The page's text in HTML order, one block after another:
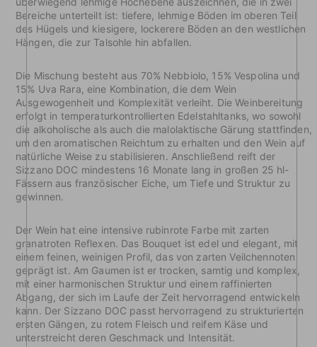
Bereiche unterteilt ist: tiefere, lehmige Böden im oberen Teil
des Hügels und kiesigere, lockerere Böden an den westlichen
Hängen, die zur Talsohle hin abfallen.
Die Mischung besteht aus 70% Nebbiolo, 15% Vespolina und
15% Uva Rara, eine Kombination, die dem Wein
Ausgewogenheit und Komplexität verleiht. Die Weinbereitung
erfolgt in temperaturkontrollierten Edelstahltanks, wo sowohl
die alkoholische als auch die malolaktische Gärung stattfinden,
um den aromatischen Reichtum zu erhalten und den Wein auf
natürliche Weise zu stabilisieren. Anschließend reift der
Sizzano DOC mindestens 16 Monate lang in großen 25 hl-
Fässern aus französischer Eiche, um Tiefe und Struktur zu
gewinnen.
Der Wein hat eine intensive rubinrote Farbe mit zarten
granatroten Reflexen. Das Bouquet ist edel und elegant, mit
einem feinen, weinigen Profil, das von zarten Veilchennoten
geprägt ist. Am Gaumen ist er trocken, samtig und komplex,
mit einer harmonischen Struktur und einem raffinierten
Abgang, der sich im Laufe der Zeit hervorragend entwickeln
kann. Der Sizzano DOC passt hervorragend zu strukturierten
ersten Gängen, zu rotem Fleisch und reifem Käse und
unterstreicht deren Geschmack und Intensität.